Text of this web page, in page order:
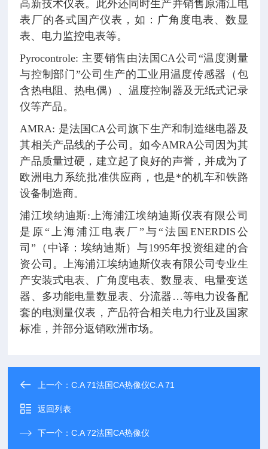
高新技术仪表。此外还同时生产并销售原浦江电
表厂的各式国产仪表，如：广角度电表、数显
表、电力监控电表等。
Pyrocontrole: 主要销售由法国CA公司“温度测量
与控制部门”公司生产的工业用温度传感器（包
含热电阻、热电偶）、温度控制器及无纸式记录
仪等产品。
AMRA: 是法国CA公司旗下生产和制造继电器及
其相关产品线的子公司。如今AMRA公司因为其
产品质量过硬，建立起了良好的声誉，并成为了
欧洲电力系统批准供应商，也是*的机车和铁路
设备制造商。
浦江埃纳迪斯:上海浦江埃纳迪斯仪表有限公司
是原“上海浦江电表厂”与“法国ENERDIS公
司”（中译：埃纳迪斯）与1995年投资组建的合
资公司。上海浦江埃纳迪斯仪表有限公司专业生
产安装式电表、广角度电表、数显表、电量变送
器、多功能电量数显表、分流器…等电力设备配
套的电测量仪表，产品符合相关电力行业及国家
标准，并部分返销欧洲市场。
上一个：C.A 71法国CA热像仪C.A 71
返回列表
下一个：C.A 72法国CA热像仪